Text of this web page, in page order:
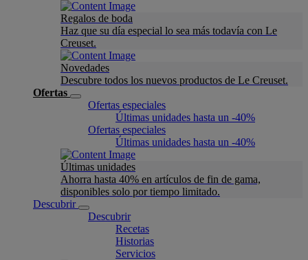
Regalos de boda
Haz que su día especial lo sea más todavía con Le
Creuset.
Novedades
Descubre todos los nuevos productos de Le Creuset.
Ofertas
Ofertas especiales
Últimas unidades hasta un -40%
Ofertas especiales
Últimas unidades hasta un -40%
Últimas unidades
Ahorra hasta 40% en artículos de fin de gama,
disponibles solo por tiempo limitado.
Descubrir
Descubrir
Recetas
Historias
Servicios